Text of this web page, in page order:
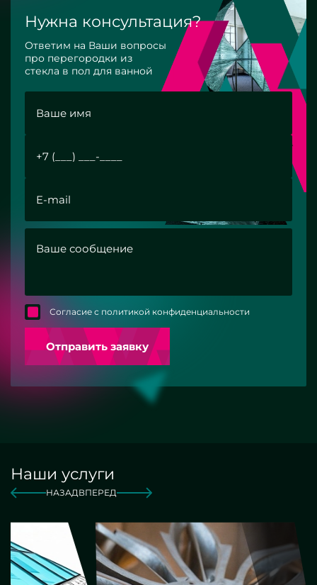
Нужна консультация?
Ответим на Ваши вопросы
про перегородки из
стекла в пол для ванной
Согласие с политикой конфиденциальности
Отправить заявку
Наши услуги
НАЗАДВПЕРЕД